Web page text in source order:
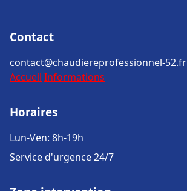
Contact
contact@chaudiereprofessionnel-52.fr
Accueil Informations
Horaires
Lun-Ven: 8h-19h
Service d'urgence 24/7